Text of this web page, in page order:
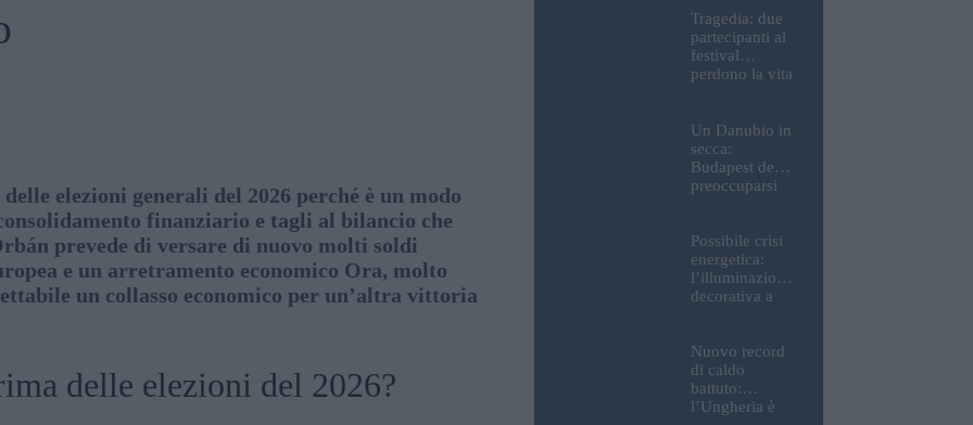
elezioni generali del 2026 perché è un modo
finanziario e tagli al bilancio che
prevede di versare di nuovo molti soldi
e un arretramento economico Ora, molto
un collasso economico per un’altra vittoria
delle elezioni del 2026?
Buda e della
Cittadella
verranno
spente
Tragedia: due
partecipanti al
festival
perdono la vita
Ungheria
Un Danubio in
secca:
Budapest deve
preoccuparsi
mento idrico?
Un esperto
mette in luce
un fatto
Possibile crisi
energetica:
l’illuminazione
decorativa a
spenta!
Nuovo record
di caldo
battuto:
l’Ungheria è